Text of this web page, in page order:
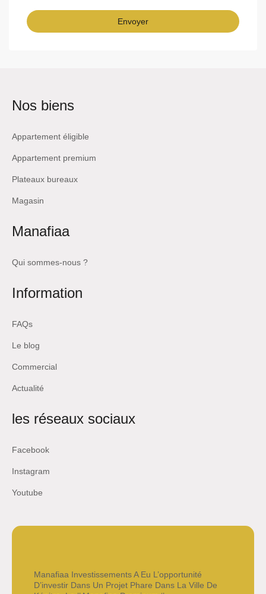
Envoyer
Nos biens
Appartement éligible
Appartement premium
Plateaux bureaux
Magasin
Manafiaa
Qui sommes-nous ?
Information
FAQs
Le blog
Commercial
Actualité
les réseaux sociaux
Facebook
Instagram
Youtube
Manafiaa Investissements A Eu L’opportunité
D’investir Dans Un Projet Phare Dans La Ville De